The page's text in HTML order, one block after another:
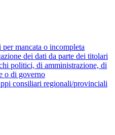
per mancata o incompleta
dei dati da parte dei titolari
politici, di amministrazione, di
o di governo
consiliari regionali/provinciali